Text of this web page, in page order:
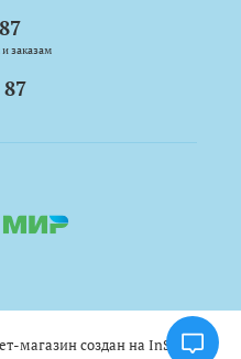
заказам
магазин создан на InSales